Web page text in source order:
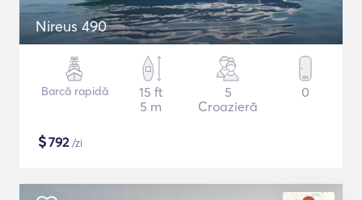
Nireus 490
Barcă rapidă
15 ft
5 m
5
Croazieră
0
$792/zi